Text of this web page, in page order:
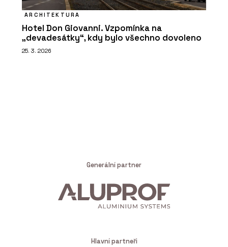
ARCHITEKTURA
Hotel Don Giovanni. Vzpomínka na
„devadesátky“, kdy bylo všechno dovoleno
25. 3. 2026
Generální partner
Hlavní partneři